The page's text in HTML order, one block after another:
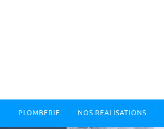
PLOMBERIE NOS REALISATIONS